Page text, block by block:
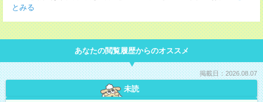
とみる
あなたの閲覧履歴からのオススメ
掲載日：2026.08.07
未読